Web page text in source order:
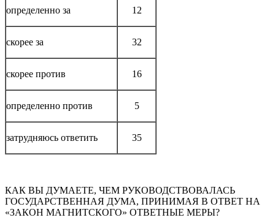
определенно за 12
скорее за 32
скорее против 16
определенно против 5
затрудняюсь ответить 35
КАК ВЫ ДУМАЕТЕ, ЧЕМ РУКОВОДСТВОВАЛАСЬ
ГОСУДАРСТВЕННАЯ ДУМА, ПРИНИМАЯ В ОТВЕТ НА
«ЗАКОН МАГНИТСКОГО» ОТВЕТНЫЕ МЕРЫ?